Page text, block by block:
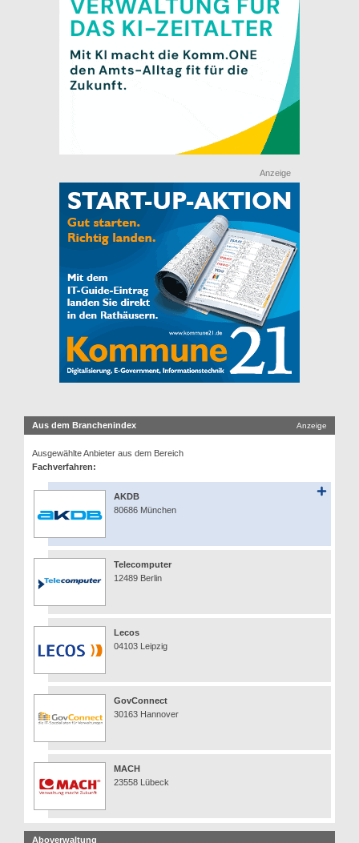
Anzeige
Aus dem Branchenindex Anzeige
Ausgewählte Anbieter aus dem Bereich
Fachverfahren:
AKDB
80686 München
Telecomputer
12489 Berlin
Lecos
04103 Leipzig
GovConnect
30163 Hannover
MACH
23558 Lübeck
Aboverwaltung